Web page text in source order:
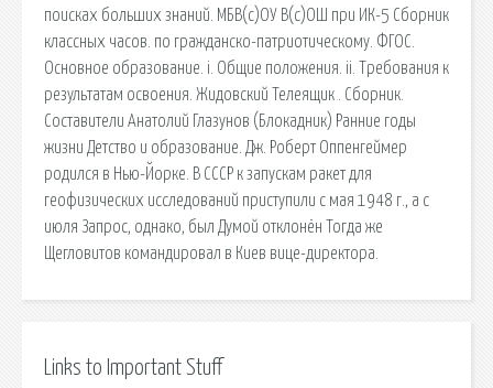
поисках больших знаний. МБВ(с)ОУ В(с)ОШ при ИК-5 Сборник
классных часов. по гражданско-патриотическому. ФГОС.
Основное образование. i. Общие положения. ii. Требования к
результатам освоения. Жидовский Телеящик . Сборник.
Составители Анатолий Глазунов (Блокадник) Ранние годы
жизни Детство и образование. Дж. Роберт Оппенгеймер
родился в Нью-Йорке. В СССР к запускам ракет для
геофизических исследований приступили с мая 1948 г., а с
июля Запрос, однако, был Думой отклонён Тогда же
Щегловитов командировал в Киев вице-директора.
Links to Important Stuff